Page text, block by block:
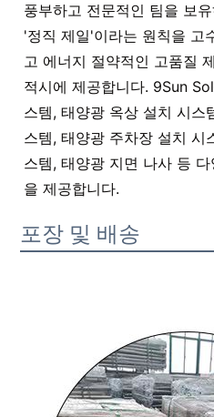
풍부하고 전문적인 팀을 보
'정직 제일'이라는 원칙을 고
고 에너지 절약적인 고품질
적시에 제공합니다. 9Sun
스템, 태양광 옥상 설치 시스
스템, 태양광 주차장 설치 시
스템, 태양광 지면 나사 등
을 제공합니다.
포장 및 배송